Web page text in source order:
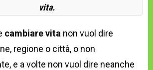
vita.
cambiare vita non vuol dire
regione o città, o non
e a volte non vuol dire neanche